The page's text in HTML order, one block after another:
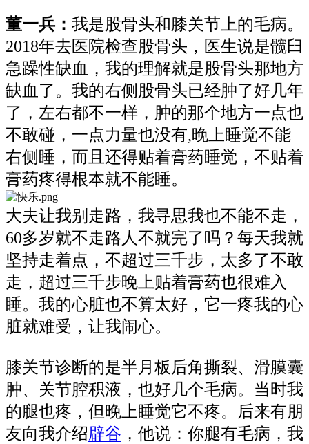
董一兵： 我是股骨头和膝关节上的毛病。
2018年去医院检查股骨头，医生说是髋臼
急躁性缺血，我的理解就是股骨头那地方
缺血了。我的右侧股骨头已经肿了好几年
了，左右都不一样，肿的那个地方一点也
不敢碰，一点力量也没有,晚上睡觉不能
右侧睡，而且还得贴着膏药睡觉，不贴着
膏药疼得根本就不能睡。
大夫让我别走路，我寻思我也不能不走，
60多岁就不走路人不就完了吗？每天我就
坚持走着点，不超过三千步，太多了不敢
走，超过三千步晚上贴着膏药也很难入
睡。我的心脏也不算太好，它一疼我的心
脏就难受，让我闹心。
膝关节诊断的是半月板后角撕裂、滑膜囊
肿、关节腔积液，也好几个毛病。当时我
的腿也疼，但晚上睡觉它不疼。后来有朋
友向我介绍辟谷 ，他说：你腿有毛病，我